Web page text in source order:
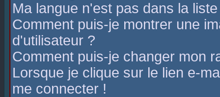
Ma langue n'est pas dans la
Comment puis-je montrer une
d'utilisateur ?
Comment puis-je changer mon
Lorsque je clique sur le lien e-
me connecter !